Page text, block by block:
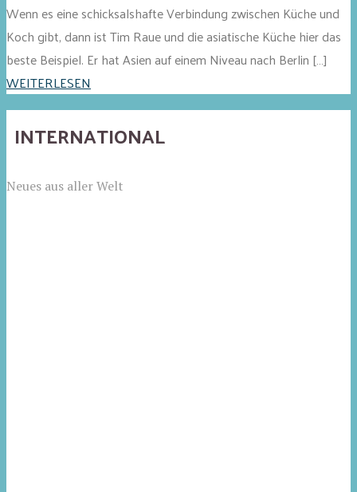
Wenn es eine schicksalshafte Verbindung zwischen Küche und
Koch gibt, dann ist Tim Raue und die asiatische Küche hier das
beste Beispiel. Er hat Asien auf einem Niveau nach Berlin […]
WEITERLESEN
INTERNATIONAL
Neues aus aller Welt